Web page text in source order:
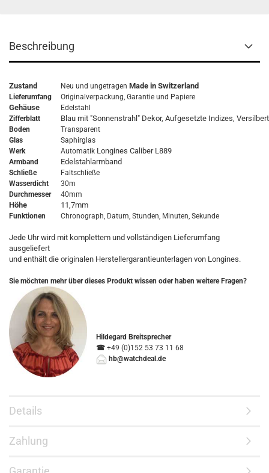
Beschreibung
Zustand Neu und ungetragen Made in Switzerland
Lieferumfang Originalverpackung, Garantie und Papiere
Gehäuse
Edelstahl
Zifferblatt
Blau mit "Sonnenstrahl" Dekor, Aufgesetzte Indizes,
Boden
Transparent
Glas
Saphirglas
Werk
Automatik Longines Caliber L889
Armband Edelstahlarmband
Schließe
Faltschließe
Wasserdicht
30m
Durchmesser
40mm
Höhe 11,7mm
Funktionen Chronograph, Datum, Stunden, Minuten, Sekunde
Jede Uhr wird mit komplettem und vollständigen Lieferumfang
ausgeliefert
und enthält die originalen Herstellergarantieunterlagen von Longines.
Sie möchten mehr über dieses Produkt wissen oder haben weitere Fragen?
Hildegard Breitsprecher
☎ +49 (0)152 53 73 11 68
hb@watchdeal.de
Details
Zahlung